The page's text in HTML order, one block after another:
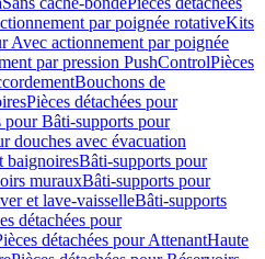
par poignée rotativeKits
Avec actionnement par poignée
par pression PushControlPièces
Bouchons de
Pièces détachées pour
pour Bâti-supports pour
douches avec évacuation
baignoiresBâti-supports pour
murauxBâti-supports pour
et lave-vaisselleBâti-supports
détachées pour
détachées pour AttenantHaute